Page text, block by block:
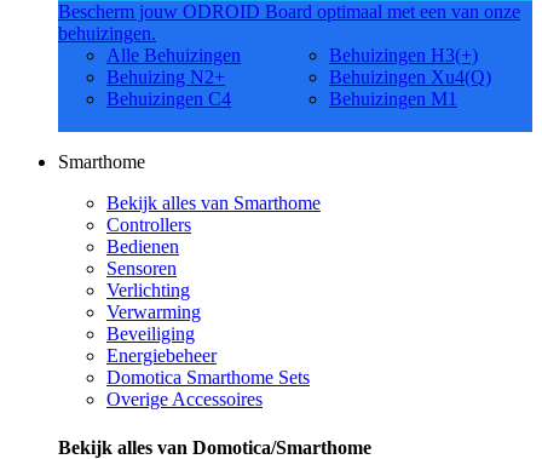
Bescherm jouw ODROID Board optimaal met een van onze
behuizingen.
Alle Behuizingen
Behuizing N2+
Behuizingen C4
Behuizingen H3(+)
Behuizingen Xu4(Q)
Behuizingen M1
Smarthome
Bekijk alles van Smarthome
Controllers
Bedienen
Sensoren
Verlichting
Verwarming
Beveiliging
Energiebeheer
Domotica Smarthome Sets
Overige Accessoires
Bekijk alles van Domotica/Smarthome